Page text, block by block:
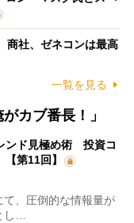
商社、ゼネコンは最高
一覧を見る
カブ番長！」
ンド見極め術 投資コ
第11回】
、圧倒的な情報量が
し…